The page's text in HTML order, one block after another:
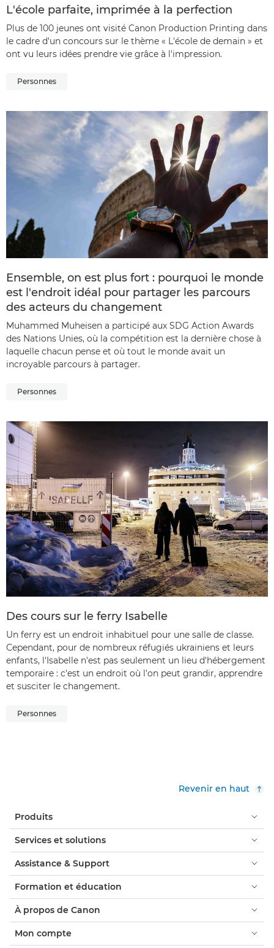
L'école parfaite, imprimée à la perfection
Plus de 100 jeunes ont visité Canon Production Printing dans
le cadre d'un concours sur le thème « L'école de demain » et
ont vu leurs idées prendre vie grâce à l'impression.
Personnes
Ensemble, on est plus fort : pourquoi le monde
est l'endroit idéal pour partager les parcours
des acteurs du changement
Muhammed Muheisen a participé aux SDG Action Awards
des Nations Unies, où la compétition est la dernière chose à
laquelle chacun pense et où tout le monde avait un
incroyable parcours à partager.
Personnes
Des cours sur le ferry Isabelle
Un ferry est un endroit inhabituel pour une salle de classe.
Cependant, pour de nombreux réfugiés ukrainiens et leurs
enfants, l'Isabelle n'est pas seulement un lieu d'hébergement
temporaire : c'est un endroit où l'on peut grandir, apprendre
et susciter le changement.
Personnes
Revenir en haut
Produits
Services et solutions
Assistance & Support
Formation et éducation
À propos de Canon
Mon compte